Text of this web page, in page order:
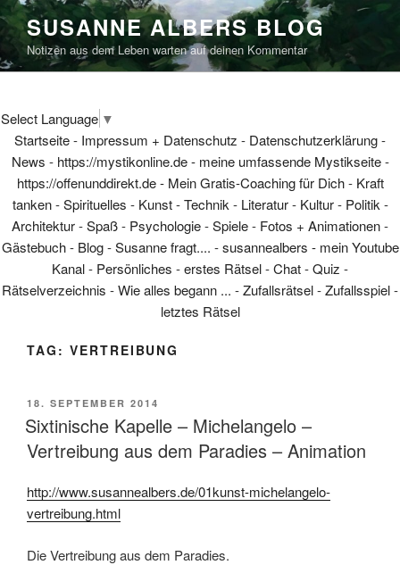
Skip
to
content
SUSANNE ALBERS BLOG
Notizen aus dem Leben warten auf deinen Kommentar
Select Language ▼
Startseite- Impressum + Datenschutz - Datenschutzerklärung-
News - https://mystikonline.de - meine umfassende Mystikseite-
https://offenunddirekt.de - Mein Gratis-Coaching für Dich- Kraft
tanken-Spirituelles - Kunst-Technik - Literatur- Kultur- Politik -
Architektur-Spaß- Psychologie-Spiele- Fotos + Animationen-
Gästebuch- Blog-Susanne fragt.... -susannealbers - mein Youtube
Kanal- Persönliches -erstes Rätsel-Chat-Quiz -
Rätselverzeichnis -Wie alles begann ... -Zufallsrätsel-Zufallsspiel-
letztes Rätsel
TAG: VERTREIBUNG
POSTED
ON
18. SEPTEMBER 2014
Sixtinische Kapelle – Michelangelo –
Vertreibung aus dem Paradies – Animation
http://www.susannealbers.de/01kunst-michelangelo-
vertreibung.html
Die Vertreibung aus dem Paradies.